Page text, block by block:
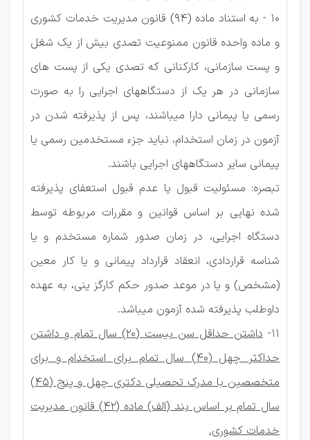
۱۰ - به استناد ماده (۹۴) قانون مدیریت خدمات کشوری
و ماده واحده قانون ممنوعیت تصدی بیش از یک شغل
و پست سازمانی، کارکنانی که تصدی یکی از پست های
سازمانی در هر یک از دستگاههای اجرایی را به صورت
رسمی یا پیمانی دارا میباشند، پس از پذیرفته شدن در
آزمون در زمان استخدام، نباید جزء مستخدمین رسمی یا
پیمانی سایر دستگاههای اجرایی باشند.
تبصره: مسئولیت قبول یا عدم قبول استعفای پذیرفته
شده نهایی بر اساس قوانین و مقررات مربوطه توسط
دستگاه اجرایی، در زمان صدور شماره مستخدم و یا
شناسه قراردادی، انعقاد قرارداد پیمانی و یا کار معین
(مشخص) و یا در موعد صدور حکم کارگز ینی، به عهده
داوطلب پذیرفته شده آزمون میباشد.
۱۱-
داشتن حداقل سن بیست (۲۰) سال تمام و داشتن
حداکثر چهل (۴۰) سال تمام برای استخدام و برای
متخصصین با مدرک تحصیلی دکتری چهل و پنج (۴۵)
سال تمام بر اساس بند (الف) ماده (۴۲) قانون مدیریت
خدمات کشوری.